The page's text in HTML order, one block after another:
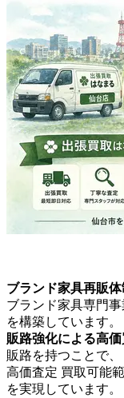
ブランド家具再販
ブランド家具専門
を構築しています。
販路強化による高
販路を持つことで、
高価査定 買取可能
を実現しています。